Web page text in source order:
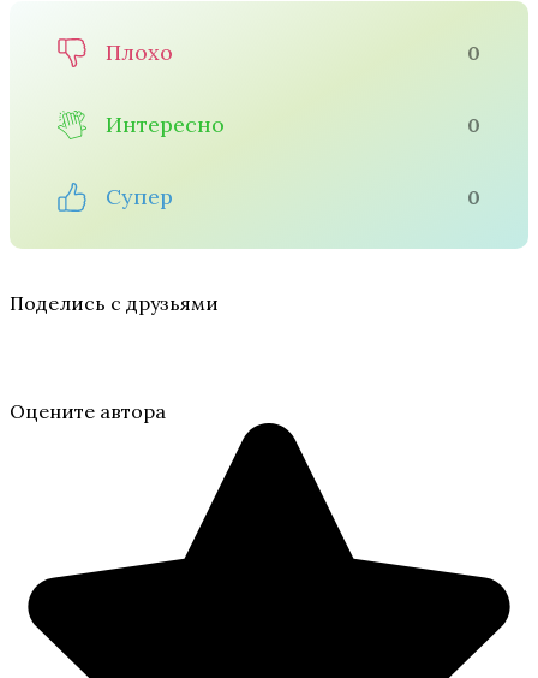
Плохо 0
Интересно 0
Супер 0
Поделись с друзьями
Оцените автора